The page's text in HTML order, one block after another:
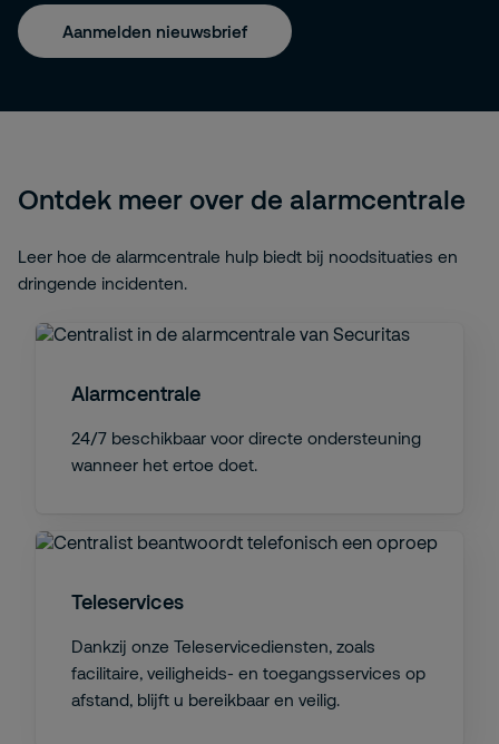
Aanmelden nieuwsbrief
Ontdek meer over de alarmcentrale
Leer hoe de alarmcentrale hulp biedt bij noodsituaties en
dringende incidenten.
Alarmcentrale
24/7 beschikbaar voor directe ondersteuning
wanneer het ertoe doet.
Teleservices
Dankzij onze Teleservicediensten, zoals
facilitaire, veiligheids- en toegangsservices op
afstand, blijft u bereikbaar en veilig.